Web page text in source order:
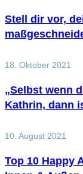
Stell dir vor,
18. Oktober 2021
„Selbst wenn
Kathrin, dann
10. August 2021
Top 10 Happy